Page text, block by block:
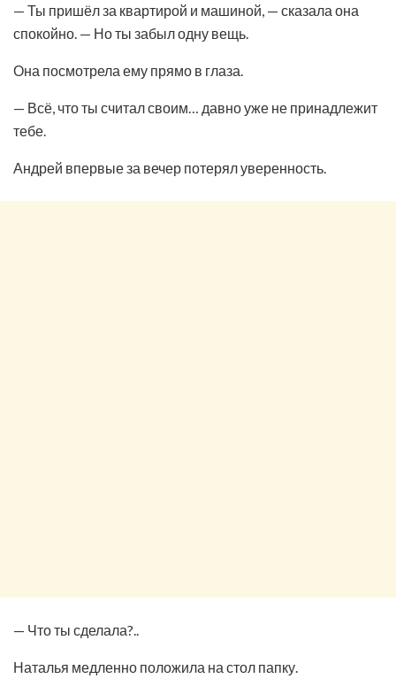
— Ты пришёл за квартирой и машиной, — сказала она
спокойно. — Но ты забыл одну вещь.
Она посмотрела ему прямо в глаза.
— Всё, что ты считал своим… давно уже не принадлежит
тебе.
Андрей впервые за вечер потерял уверенность.
— Что ты сделала?..
Наталья медленно положила на стол папку.